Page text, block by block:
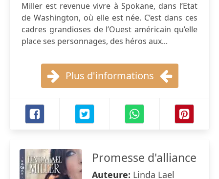
Miller est revenue vivre à Spokane, dans l’Etat
de Washington, où elle est née. C’est dans ces
cadres grandioses de l’Ouest américain qu’elle
place ses personnages, des héros aux...
Plus d'informations
Promesse d'alliance
Auteure: Linda Lael